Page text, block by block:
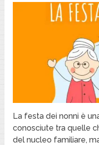
La festa dei nonni è
conosciute tra quelle
del nucleo familiare,